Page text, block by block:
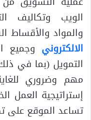
الويب وتكاليف
والمواد والأقساط
الالكتروني وجميع
التمويل (بما في
مهم وضروري
إستراتيجية العمل
تساعد الموقع على